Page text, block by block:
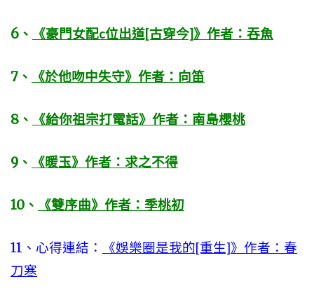
6 、 《豪門女配c位出道[古穿今]》作者：吞魚
7 、 《於他吻中失守》作者：向笛
8 、 《給你祖宗打電話》作者：南島櫻桃
9 、 《暖玉》作者：求之不得
10 、 《雙序曲》作者：季桃初
11、心得連結：
《娛樂圈是我的[重生]》作者：春
刀寒